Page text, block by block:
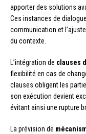
apporter des solutions
Ces instances de
communication et
du contexte.
L’intégration de clauses
flexibilité en cas de
clauses obligent les
son exécution devient
évitant ainsi une rupture
La prévision de